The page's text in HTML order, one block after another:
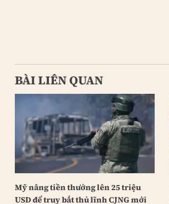
BÀI LIÊN QUAN
Mỹ nâng tiền thưởng lên 25 triệu
USD để truy bắt thủ lĩnh CJNG mới